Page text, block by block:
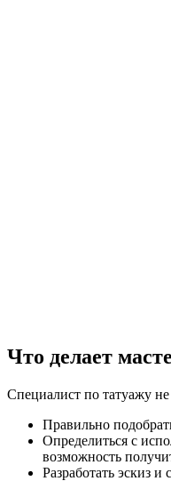
Что делает
Специалист по татуажу
Правильно
Определиться с
возможность
Разработать эскиз и